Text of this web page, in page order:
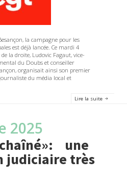
la campagne pour les
est déjà lancée. Ce mardi 4
la droite, Ludovic Fagaut, vice-
du Doubs et conseiller
organisait ainsi son premier
du média local et
Lire la suite
2025
une
judiciaire très